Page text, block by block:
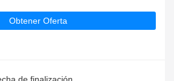
Obtener Oferta